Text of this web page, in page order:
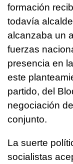
formación
todavía
alcanzaba un
fuerzas
presencia en
este
partido, del
negociación
conjunto.
La suerte
socialistas